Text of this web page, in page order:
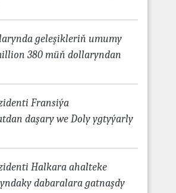
geleşikleriň umumy
380 müň dollaryndan
Fransiýa
daşary we Doly ygtyýarly
Halkara ahalteke
dabaralara gatnaşdy